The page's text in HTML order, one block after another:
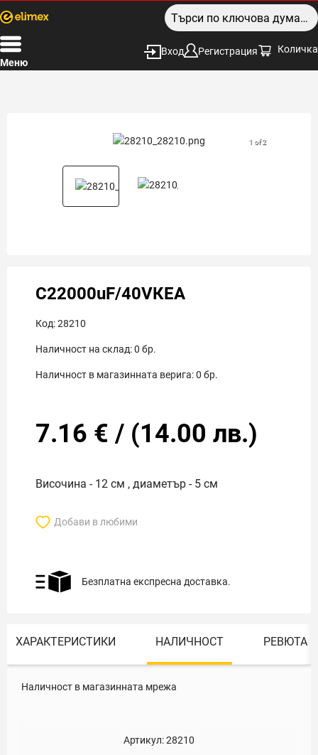
Меню
Вход Регистрация Количка
1 of 2
C22000uF/40VКЕА
Код:28210
Наличност на склад:0 бр.
Наличност в магазинната верига:0 бр.
7.16 € / (14.00 лв.)
Височина - 12 см , диаметър - 5 см
Добави в любими
Безплатна експресна доставка.
ХАРАКТЕРИСТИКИ НАЛИЧНОСТ РЕВЮТА
Наличност в магазинната мрежа
Артикул:28210